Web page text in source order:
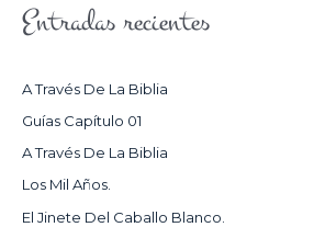
C
:
Entradas recientes
A Través De La Biblia
Guías Capítulo 01
A Través De La Biblia
Los Mil Años.
El Jinete Del Caballo Blanco.